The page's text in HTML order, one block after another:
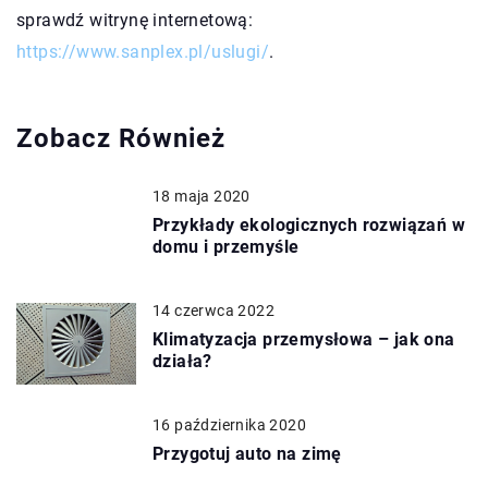
sprawdź witrynę internetową:
https://www.sanplex.pl/uslugi/.
Zobacz Również
18 maja 2020
Przykłady ekologicznych rozwiązań w
domu i przemyśle
14 czerwca 2022
Klimatyzacja przemysłowa – jak ona
działa?
16 października 2020
Przygotuj auto na zimę